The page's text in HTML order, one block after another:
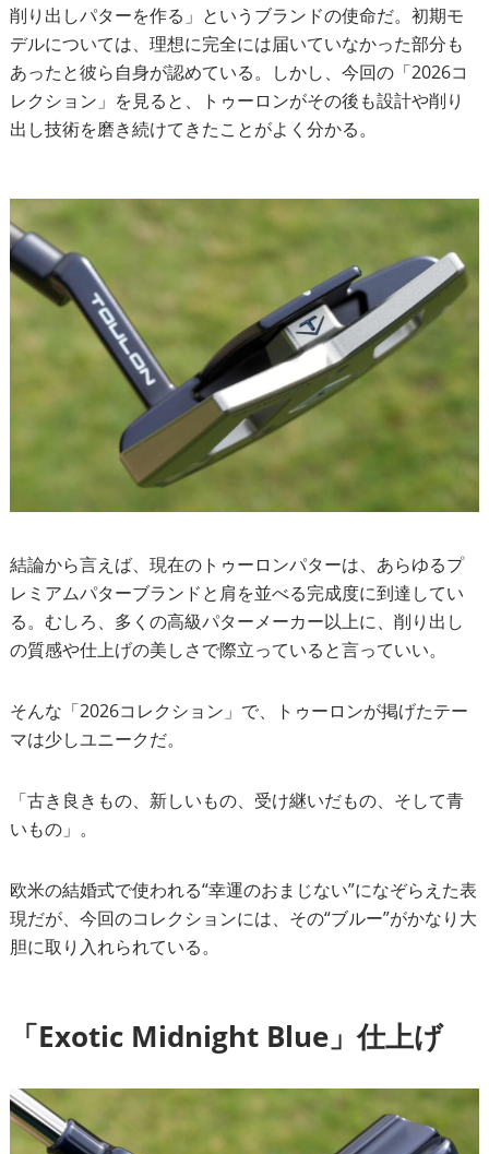
削り出しパターを作る」というブランドの使命だ。初期モ
デルについては、理想に完全には届いていなかった部分も
あったと彼ら自身が認めている。しかし、今回の「2026コ
レクション」を見ると、トゥーロンがその後も設計や削り
出し技術を磨き続けてきたことがよく分かる。
結論から言えば、現在のトゥーロンパターは、あらゆるプ
レミアムパターブランドと肩を並べる完成度に到達してい
る。むしろ、多くの高級パターメーカー以上に、削り出し
の質感や仕上げの美しさで際立っていると言っていい。
そんな「2026コレクション」で、トゥーロンが掲げたテー
マは少しユニークだ。
「古き良きもの、新しいもの、受け継いだもの、そして青
いもの」。
欧米の結婚式で使われる“幸運のおまじない”になぞらえた表
現だが、今回のコレクションには、その“ブルー”がかなり大
胆に取り入れられている。
「Exotic Midnight Blue」仕上げ